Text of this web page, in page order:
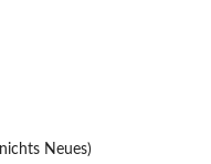
Neues)